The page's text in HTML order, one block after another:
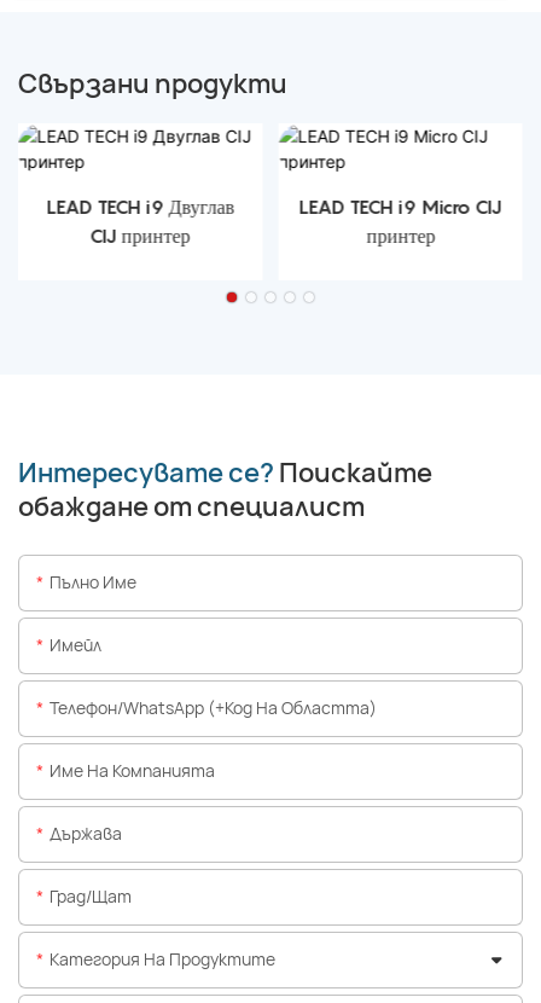
Свързани продукти
LEAD TECH i9 Двуглав
CIJ принтер
LEAD TECH i9 Micro CIJ
принтер
Интересувате се? Поискайте
обаждане от специалист
Пълно Име
Имейл
Телефон/WhatsApp (+Код На Областта)
Име На Компанията
Държава
Град/щат
Категория На Продуктите